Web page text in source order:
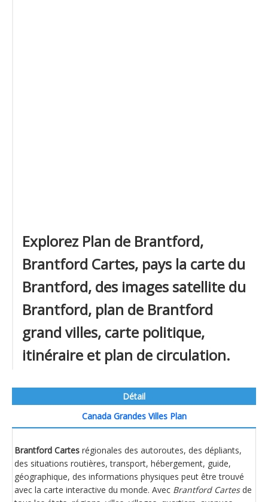
Explorez Plan de Brantford,
Brantford Cartes, pays la carte du
Brantford, des images satellite du
Brantford, plan de Brantford
grand villes, carte politique,
itinéraire et plan de circulation.
Détail
Canada Grandes Villes Plan
Brantford Cartes régionales des autoroutes, des dépliants,
des situations routières, transport, hébergement, guide,
géographique, des informations physiques peut être trouvé
avec la carte interactive du monde. Avec Brantford Cartesde